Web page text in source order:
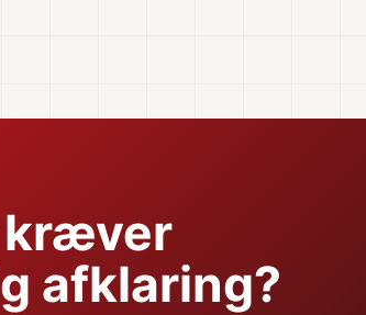
kræver
afklaring?